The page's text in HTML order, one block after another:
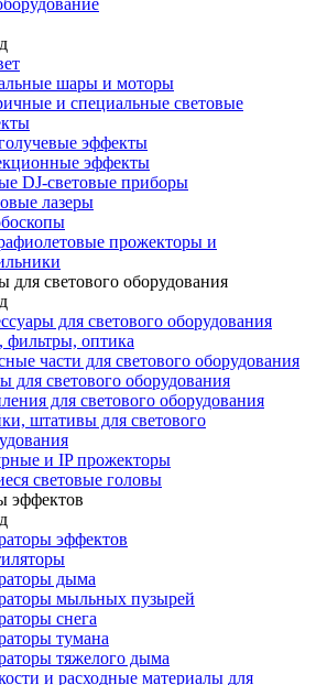
шары и моторы
и специальные световые
эффекты
эффекты
DJ-световые приборы
лазеры
прожекторы и
для светового оборудования
для светового оборудования
фильтры, оптика
части для светового оборудования
для светового оборудования
для светового оборудования
штативы для светового
и IP прожекторы
световые головы
эффектов
эффектов
дыма
мыльных пузырей
снега
тумана
тяжелого дыма
и расходные материалы для